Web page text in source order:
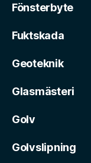
Fönsterbyte
Fuktskada
Geoteknik
Glasmästeri
Golv
Golvslipning